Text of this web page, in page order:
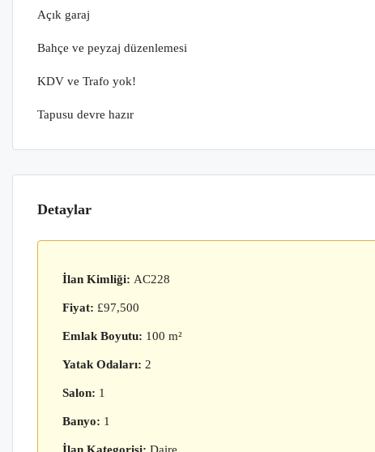
Açık garaj
Bahçe ve peyzaj düzenlemesi
KDV ve Trafo yok!
Tapusu devre hazır
Detaylar
İlan Kimliği: AC228
Fiyat: £97,500
Emlak Boyutu: 100 m²
Yatak Odaları: 2
Salon: 1
Banyo: 1